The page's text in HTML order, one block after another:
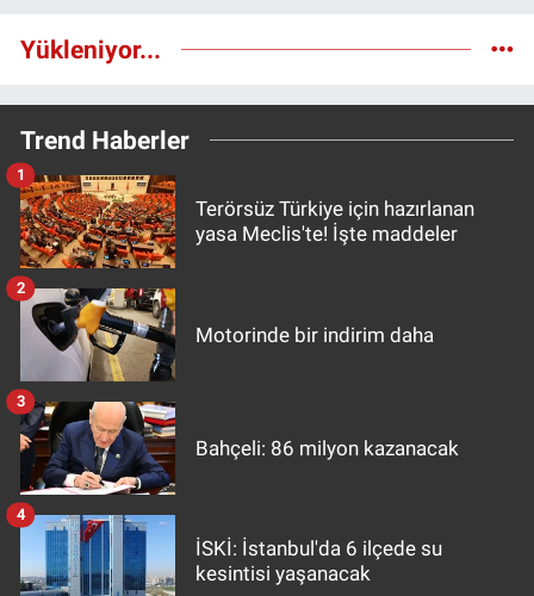
Yükleniyor...
Trend Haberler
Terörsüz Türkiye için hazırlanan
yasa Meclis'te! İşte maddeler
1
Motorinde bir indirim daha
2
Bahçeli: 86 milyon kazanacak
3
İSKİ: İstanbul'da 6 ilçede su
kesintisi yaşanacak
4